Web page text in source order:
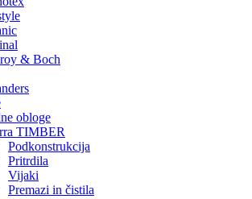
& Boch
obloge
TIMBER
Podkonstrukcija
Pritrdila
Vijaki
Premazi in čistila